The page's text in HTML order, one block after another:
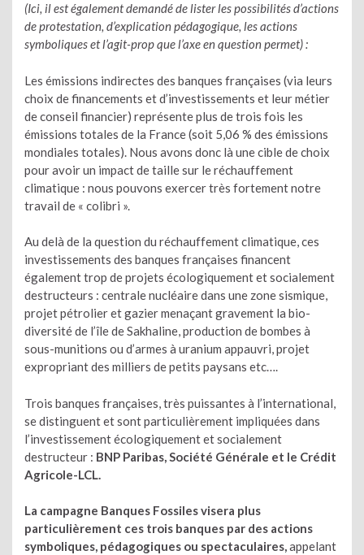
(Ici, il est également demandé de lister les possibilités d’actions
de protestation, d’explication pédagogique, les actions
symboliques et l’agit-prop que l’axe en question permet) :
Les émissions indirectes des banques françaises (via leurs
choix de financements et d’investissements et leur métier
de conseil financier) représente plus de trois fois les
émissions totales de la France (soit 5,06 % des émissions
mondiales totales). Nous avons donc là une cible de choix
pour avoir un impact de taille sur le réchauffement
climatique : nous pouvons exercer très fortement notre
travail de « colibri ».
Au delà de la question du réchauffement climatique, ces
investissements des banques françaises financent
également trop de projets écologiquement et socialement
destructeurs : centrale nucléaire dans une zone sismique,
projet pétrolier et gazier menaçant gravement la bio-
diversité de l’île de Sakhaline, production de bombes à
sous-munitions ou d’armes à uranium appauvri, projet
expropriant des milliers de petits paysans etc….
Trois banques françaises, très puissantes à l’international,
se distinguent et sont particulièrement impliquées dans
l’investissement écologiquement et socialement
destructeur : BNP Paribas, Société Générale et le Crédit
Agricole-LCL.
La campagne Banques Fossiles visera plus
particulièrement ces trois banques par des actions
symboliques, pédagogiques ou spectaculaires,appelant